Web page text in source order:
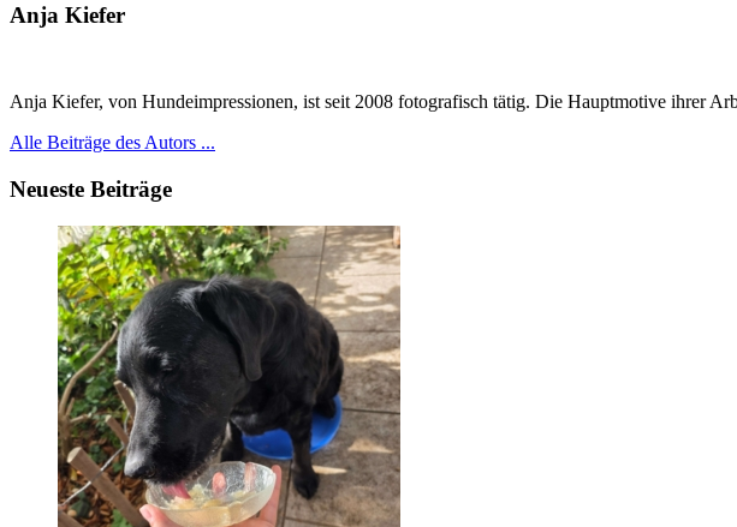
Anja Kiefer
Anja Kiefer, von Hundeimpressionen, ist seit 2008 fotografisch tätig. Die Hauptmotive ihrer
Alle Beiträge des Autors ...
Neueste Beiträge